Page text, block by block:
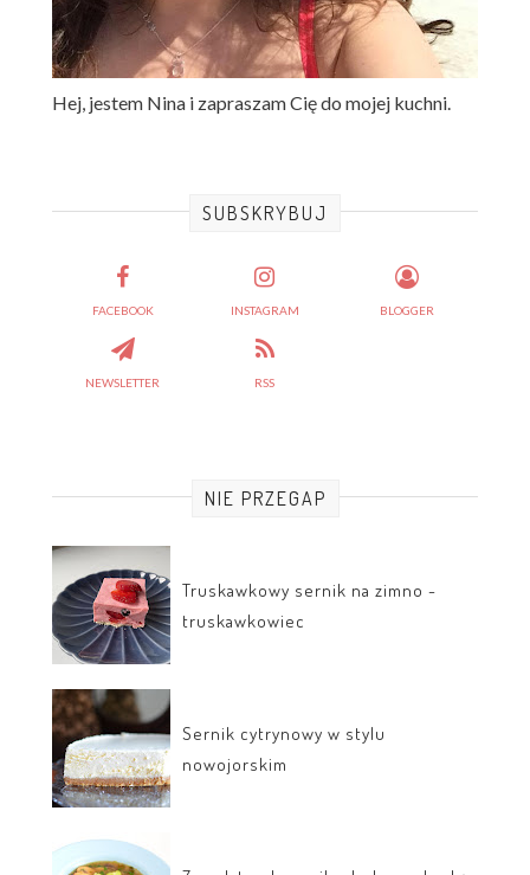
Hej, jestem Nina i zapraszam Cię do mojej kuchni.
SUBSKRYBUJ
FACEBOOK INSTAGRAM BLOGGER
NEWSLETTER RSS
NIE PRZEGAP
Truskawkowy sernik na zimno -
truskawkowiec
Sernik cytrynowy w stylu
nowojorskim